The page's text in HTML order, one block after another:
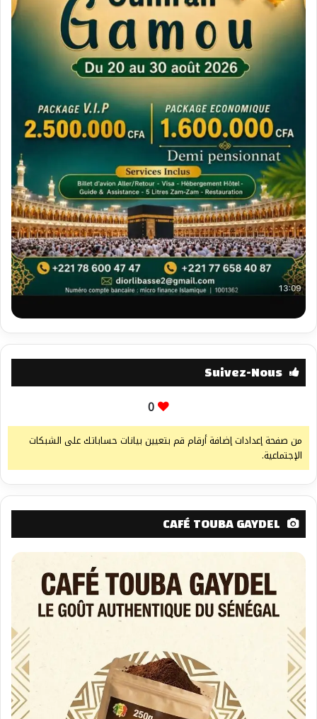
Suivez-Nous
0
من صفحة إعدادات إضافة أرقام قم بتعيين بيانات حساباتك على الشبكات
الإجتماعية.
CAFÉ TOUBA GAYDEL